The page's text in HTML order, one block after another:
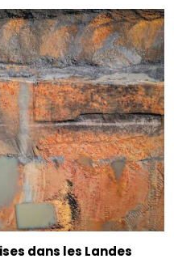
dans les Landes